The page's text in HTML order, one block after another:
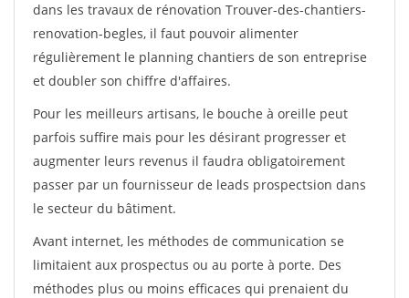
dans les travaux de rénovation Trouver-des-chantiers-
renovation-begles, il faut pouvoir alimenter
régulièrement le planning chantiers de son entreprise
et doubler son chiffre d'affaires.
Pour les meilleurs artisans, le bouche à oreille peut
parfois suffire mais pour les désirant progresser et
augmenter leurs revenus il faudra obligatoirement
passer par un fournisseur de leads prospectsion dans
le secteur du bâtiment.
Avant internet, les méthodes de communication se
limitaient aux prospectus ou au porte à porte. Des
méthodes plus ou moins efficaces qui prenaient du